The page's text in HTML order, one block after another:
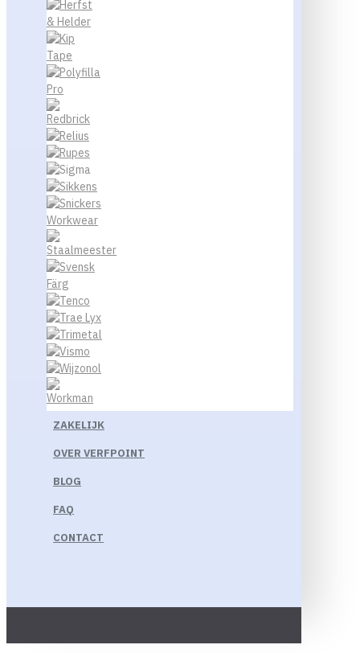
ZAKELIJK
OVER VERFPOINT
BLOG
FAQ
CONTACT